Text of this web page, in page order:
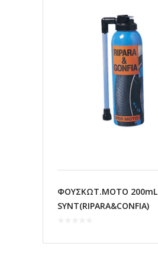
ΦΟΥΣΚΩΤ.MOTO 200mL
SYNT(RIPARA&CONFIA)